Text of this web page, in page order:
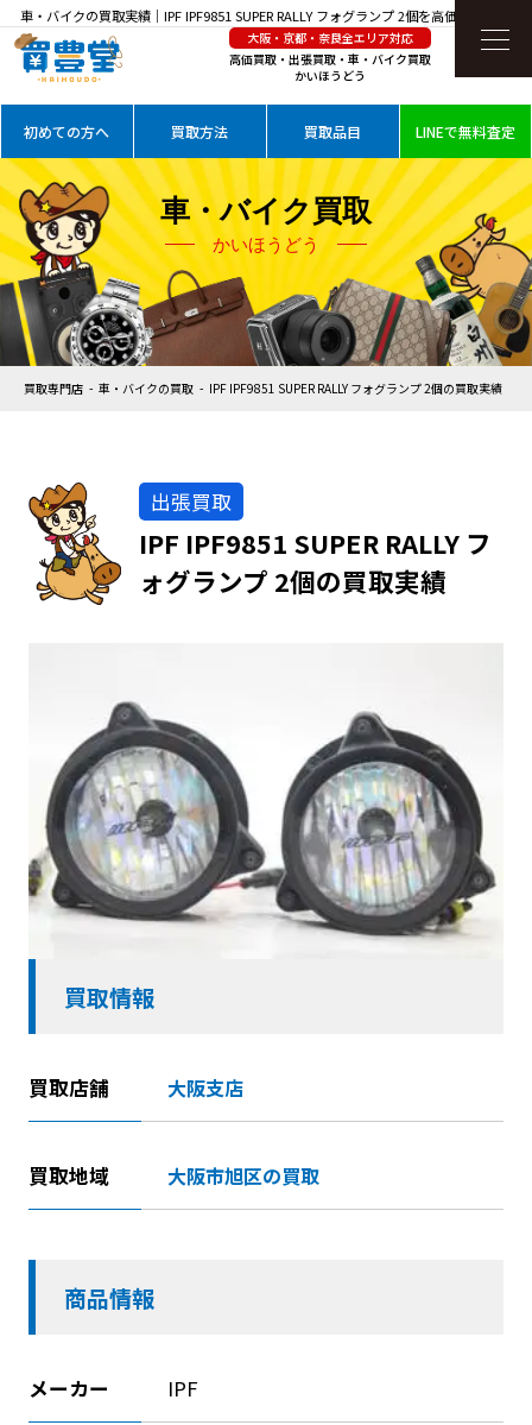
車・バイクの買取実績｜IPF IPF9851 SUPER RALLY フォグランプ 2個を高価買取
大阪・京都・奈良全エリア対応
高価買取・出張買取・車・バイク買取
かいほうどう
初めての方へ 買取方法 買取品目 LINEで無料査定
車・バイク買取
かいほうどう
買取専門店 車・バイクの買取 IPF IPF9851 SUPER RALLY フォグランプ 2個の買取実績
出張買取
IPF IPF9851 SUPER RALLY フ
ォグランプ 2個の買取実績
買取情報
買取店舗 大阪支店
買取地域 大阪市旭区の買取
商品情報
メーカー IPF